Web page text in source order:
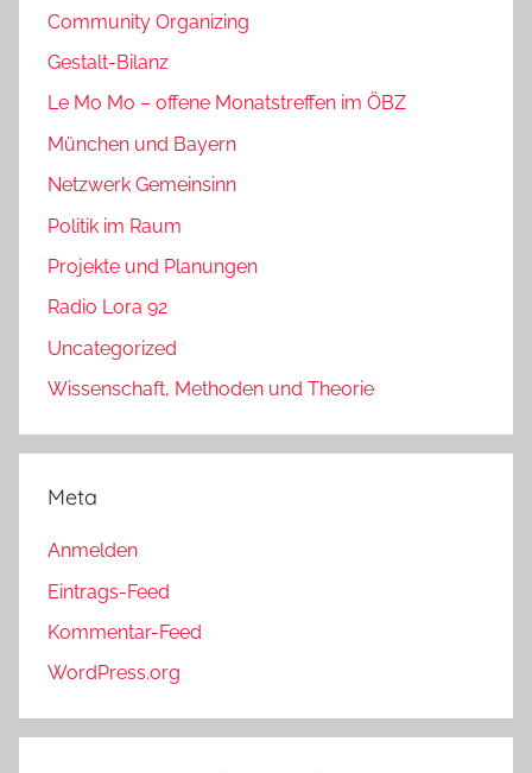
Community Organizing
Gestalt-Bilanz
Le Mo Mo – offene Monatstreffen im ÖBZ
München und Bayern
Netzwerk Gemeinsinn
Politik im Raum
Projekte und Planungen
Radio Lora 92
Uncategorized
Wissenschaft, Methoden und Theorie
Meta
Anmelden
Eintrags-Feed
Kommentar-Feed
WordPress.org